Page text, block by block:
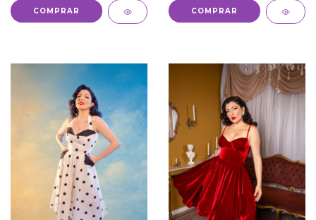
COMPRAR COMPRAR